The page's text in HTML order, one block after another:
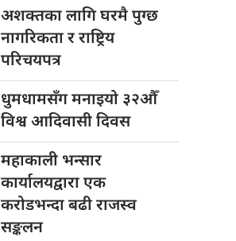
अशक्तका लागिघरमै पुग्छ
नागरिकता र राष्ट्रिय
परिचयपत्र
धुमधामसँग मनाइयो ३२औँ
विश्व आदिवासी दिवस
महाकाली भन्सार
कार्यालयद्वारा एक
करोडभन्दा बढी राजस्व
सङ्कलन